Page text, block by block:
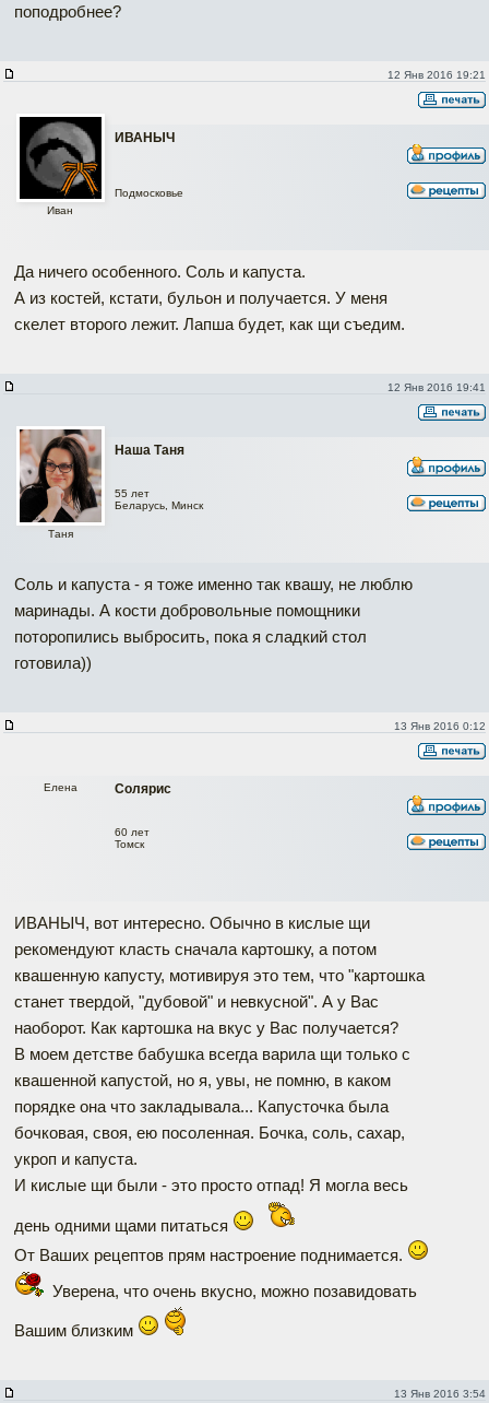
поподробнее?
12 Янв 2016 19:21
ИВАНЫЧ
Иван
Подмосковье
Да ничего особенного. Соль и капуста.
А из костей, кстати, бульон и получается. У меня
скелет второго лежит. Лапша будет, как щи съедим.
12 Янв 2016 19:41
Наша Таня
Таня
55 лет
Беларусь, Минск
Соль и капуста - я тоже именно так квашу, не люблю
маринады. А кости добровольные помощники
поторопились выбросить, пока я сладкий стол
готовила))
13 Янв 2016 0:12
Солярис
Елена
60 лет
Томск
ИВАНЫЧ, вот интересно. Обычно в кислые щи
рекомендуют класть сначала картошку, а потом
квашенную капусту, мотивируя это тем, что "картошка
станет твердой, "дубовой" и невкусной". А у Вас
наоборот. Как картошка на вкус у Вас получается?
В моем детстве бабушка всегда варила щи только с
квашенной капустой, но я, увы, не помню, в каком
порядке она что закладывала... Капусточка была
бочковая, своя, ею посоленная. Бочка, соль, сахар,
укроп и капуста.
И кислые щи были - это просто отпад! Я могла весь
день одними щами питаться
От Ваших рецептов прям настроение поднимается.
Уверена, что очень вкусно, можно позавидовать
Вашим близким
13 Янв 2016 3:54